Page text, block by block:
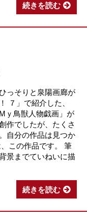
続きを読む
っそりと泉陽画廊が
７」で紹介した、
ｙ鳥獣人物戯画」が
作でしたが、たくさ
自分の作品は見つか
この作品です。 筆
景までていねいに描
続きを読む